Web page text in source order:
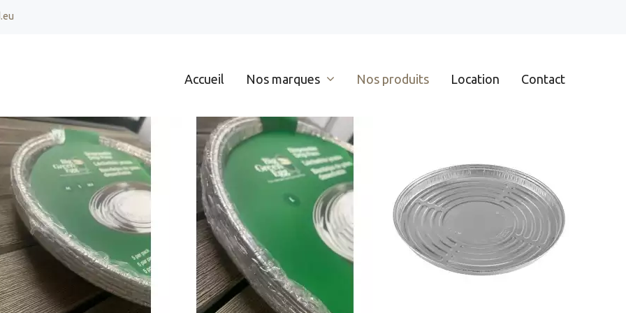
Accueil Nos marques Nos produits Location Contact